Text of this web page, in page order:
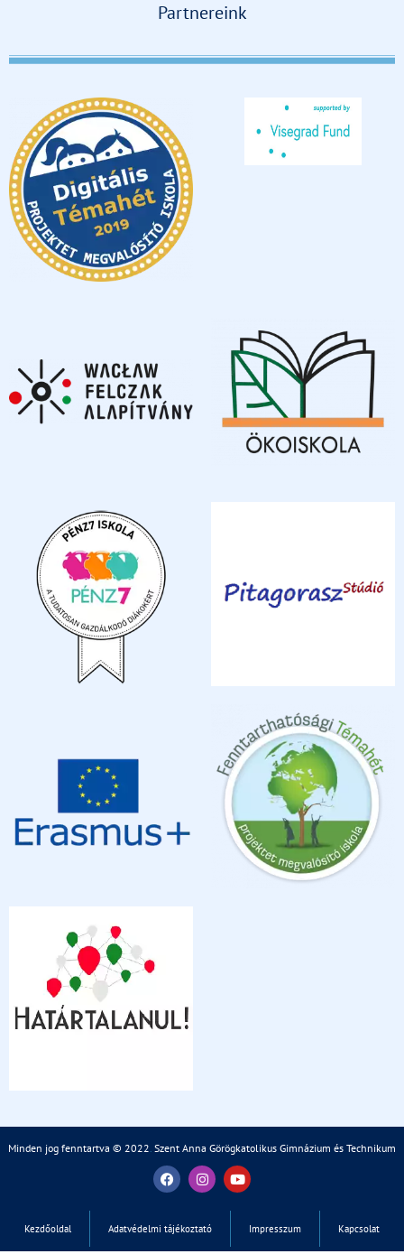
Partnereink
Minden jog fenntartva © 2022. Szent Anna Görögkatolikus Gimnázium és Technikum
Kezdőoldal Adatvédelmi tájékoztató Impresszum Kapcsolat